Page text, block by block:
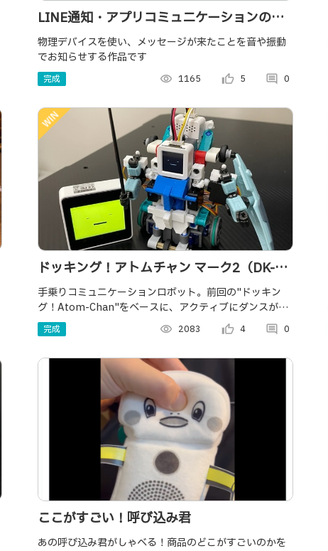
LINE通知・アプリコミュニケーションのカ
スタマイザー「感覚でつながるメッセージン
グアクセサリー」
物理デバイスを使い、メッセージが来たことを音や振動
でお知らせする作品です
完成 visibility 1165 thumb_up_alt 5 comment 0
ドッキング！アトムチャン マーク2（DK-
AtomChan Mark Ⅱ）
手乗りコミュニケーションロボット。前回の"ドッキン
グ！Atom-Chan"をベースに、アクティブにダンスが踊
れるよう、新フレームとServo+Morterで制御。人型
←→車型へ変形して走行も可能。
完成 visibility 2083 thumb_up_alt 4 comment 0
ここがすごい！呼び込み君
あの呼び込み君がしゃべる！商品のどこがすごいのかを